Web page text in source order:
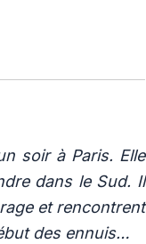
soir à Paris. Elle
dans le Sud. Il
et rencontrent
des ennuis…